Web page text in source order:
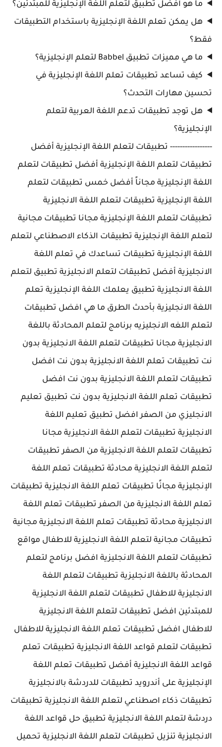
ما هو أفضل تطبيق لتعلم اللغة الإنجليزية للمبتدئين؟
هل يمكن تعلم اللغة الإنجليزية باستخدام التطبيقات
فقط؟
ما هي مميزات تطبيق Babbel لتعلم الإنجليزية؟
كيف تساعد تطبيقات تعلم اللغة الإنجليزية في
تحسين مهارات التحدث؟
هل توجد تطبيقات تدعم اللغة العربية لتعلم
الإنجليزية؟
----------------- تطبيقات لتعلم اللغة الإنجليزية أفضل
تطبيقات لتعلم اللغة الإنجليزية أفضل تطبيقات لتعلم
اللغة الإنجليزية مجاناً أفضل خمس تطبيقات لتعلم
اللغة الإنجليزية تطبيقات لتعلم اللغة الانجليزية
تطبيقات لتعلم اللغة الإنجليزية مجانا تطبيقات مجانية
لتعلم اللغة الإنجليزية تطبيقات الذكاء الاصطناعي لتعلم
اللغة الإنجليزية تطبيقات تساعدك في تعلم اللغة
الانجليزية أفضل تطبيقات لتعلم الانجليزية تطبيق لتعلم
اللغة الانجليزية تطبيق يعلمك اللغة الإنجليزية تعلم
اللغة الانجليزية بأحدث الطرق ما هي افضل تطبيقات
لتعلم اللغه الانجليزيه برنامج لتعلم المحادثة باللغة
الانجليزية مجانا تطبيقات لتعلم اللغة الانجليزية بدون
نت تطبيقات تعلم اللغة الانجليزية بدون نت افضل
تطبيقات لتعلم اللغة الانجليزية بدون نت افضل
تطبيقات تعلم اللغة الانجليزية بدون نت تطبيق تعليم
الانجليزي من الصفر افضل تطبيق تعليم اللغة
الانجليزية تطبيقات لتعلم اللغة الانجليزية مجانا
تطبيقات لتعلم اللغة الانجليزية من الصفر تطبيقات
لتعلم اللغة الانجليزية محادثة تطبيقات تعلم اللغة
الإنجليزية مجانًا تطبيقات تعلم اللغة الانجليزية تطبيقات
تعلم اللغة الانجليزية من الصفر تطبيقات تعلم اللغة
الانجليزية محادثة تطبيقات تعلم اللغة الانجليزية مجانية
تطبيقات مجانية لتعلم اللغة الانجليزية للاطفال مواقع
تطبيقات لتعلم اللغة الانجليزية افضل برنامج لتعلم
المحادثة باللغة الانجليزية تطبيقات لتعلم اللغة
الانجليزية للاطفال تطبيقات لتعلم اللغة الانجليزية
للمبتدئين افضل تطبيقات لتعلم اللغة الانجليزية
للاطفال افضل تطبيقات تعلم اللغة الانجليزية للاطفال
تطبيقات لتعلم قواعد اللغة الانجليزية تطبيقات تعلم
قواعد اللغة الانجليزية أفضل تطبيقات تعلم اللغة
الإنجليزية على أندرويد تطبيقات للدردشة بالانجليزية
تطبيقات ذكاء اصطناعي لتعلم اللغة الانجليزية تطبيقات
دردشة لتعلم اللغة الانجليزية تطبيق حل قواعد اللغة
الانجليزية تنزيل تطبيقات لتعلم اللغة الانجليزية تحميل